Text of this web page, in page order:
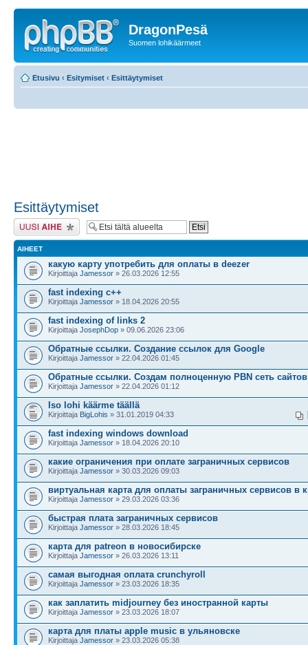
DragonPesä
Suomen lohikäärmeet
Etusivu ‹ Esitymiset ‹ Esittäytymiset
Esittäytymiset
Lähetä uusi viesti
AIHEET
какую карту употребить для оплаты в deezer
Kirjoittaja Jamessor » 26.03.2026 12:55
fast indexing c++
Kirjoittaja Jamessor » 18.04.2026 20:55
fast indexing of links 2
Kirjoittaja JosephDop » 09.06.2026 23:06
Обратные ссылки. Создание ссылок для Google
Kirjoittaja Jamessor » 22.04.2026 01:45
Обратные ссылки. Создам полноценную PBN сеть сайтов
Kirjoittaja Jamessor » 22.04.2026 01:12
Iso lohi käärme täällä
Kirjoittaja BigLohis » 31.01.2019 04:33
fast indexing windows download
Kirjoittaja Jamessor » 18.04.2026 20:10
какие ограничения при оплате заграничных сервисов
Kirjoittaja Jamessor » 30.03.2026 09:03
виртуальная карта для оплаты заграничных сервисов в
Kirjoittaja Jamessor » 29.03.2026 03:36
быстрая плата заграничных сервисов
Kirjoittaja Jamessor » 28.03.2026 18:45
карта для patreon в новосибирске
Kirjoittaja Jamessor » 26.03.2026 13:11
самая выгодная оплата crunchyroll
Kirjoittaja Jamessor » 23.03.2026 18:35
как заплатить midjourney без иностранной карты
Kirjoittaja Jamessor » 23.03.2026 18:07
карта для платы apple music в ульяновске
Kirjoittaja Jamessor » 23.03.2026 05:38